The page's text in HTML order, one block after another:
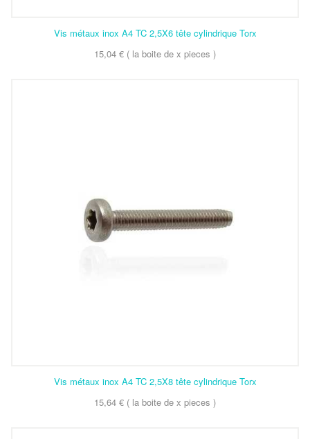
Vis métaux inox A4 TC 2,5X6 tête cylindrique Torx
15,04 € ( la boite de x pieces )
Vis métaux inox A4 TC 2,5X8 tête cylindrique Torx
15,64 € ( la boite de x pieces )